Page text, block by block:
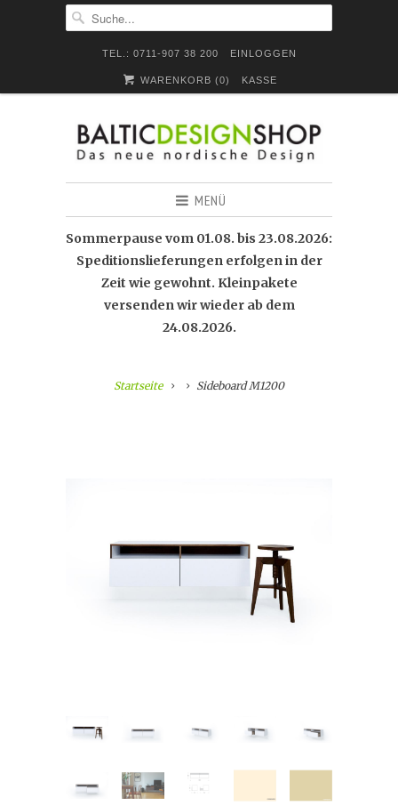
TEL.: 0711-907 38 200 EINLOGGEN
WARENKORB (0) KASSE
MENÜ
Sommerpause vom 01.08. bis 23.08.2026:
Speditionslieferungen erfolgen in der
Zeit wie gewohnt. Kleinpakete
versenden wir wieder ab dem
24.08.2026.
Startseite Sideboard M1200